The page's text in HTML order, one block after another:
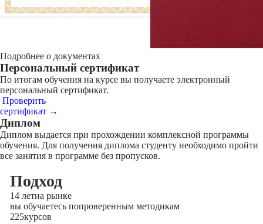
Подробнее о документах
Персональный сертификат
По итогам обучения на курсе вы получаете электронный
персональный сертификат.
Проверить
сертификат →
Диплом
Диплом выдается при прохождении комплексной программы
обучения. Для получения диплома студенту необходимо пройти
все занятия в программе без пропусков.
Подход
14 летна рынке
вы обучаетесь попроверенным методикам
225курсов